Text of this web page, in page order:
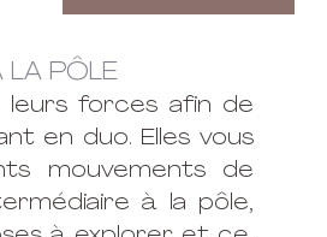
LA PÔLE
forces afin de
en duo. Elles vous
mouvements de
à la pôle,